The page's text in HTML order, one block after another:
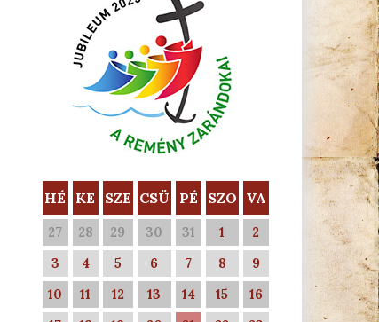
HÉ KE SZE CSÜ PÉ SZO VA
27 28 29 30 31 1
2
3
4 5 6 7 8
9
10
11 12 13 14 15
16